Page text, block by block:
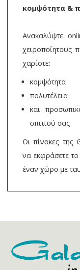
κομψότητα &
Ανακαλύψτε
χειροποίητους
χαρίστε:
κομψότητα
πολυτέλεια
και
σπιτιού σας
Οι πίνακες της
να εκφράσετε
έναν χώρο με